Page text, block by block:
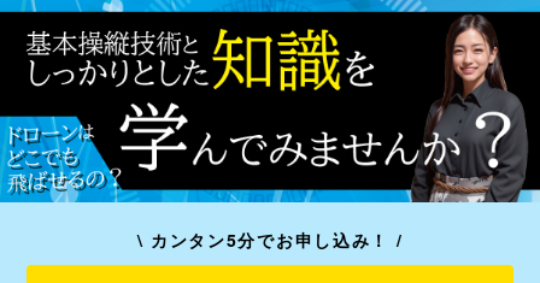
\ カンタン5分でお申し込み！ /